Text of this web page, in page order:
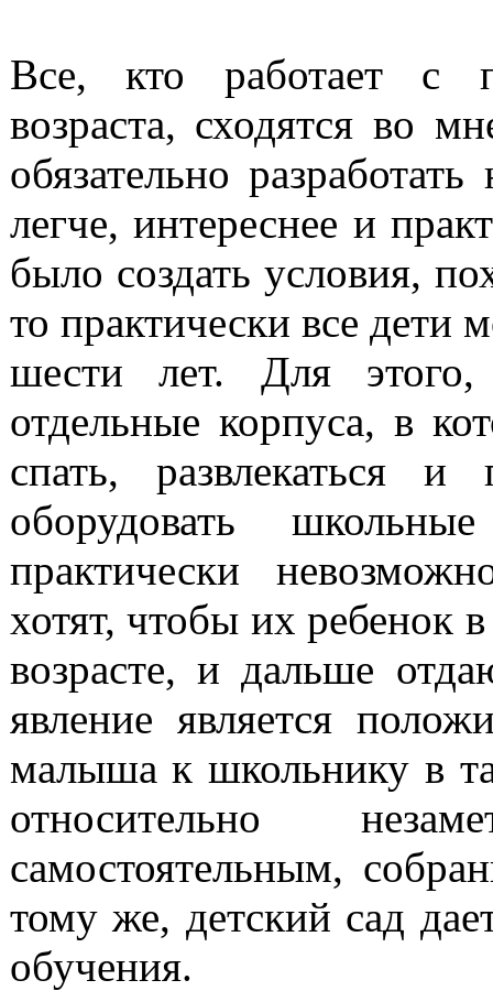
Все, кто работает с
возраста, сходятся во
обязательно
легче, интереснее и
было создать условия,
то практически все дети
шести лет. Для этого,
отдельные корпуса, в
спать, развлекаться и
оборудовать
практически
хотят, чтобы их ребенок
возрасте, и дальше
явление является
малыша к школьнику в
относительно
самостоятельным,
тому же, детский сад
обучения.